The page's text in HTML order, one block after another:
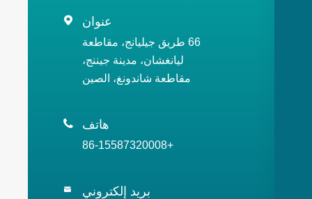

66 طريق جيليانج، مقاطعة
ليانغشان، مدينة جيننج،
مقاطعة شاندونغ، الصين

بريد إلكتروني